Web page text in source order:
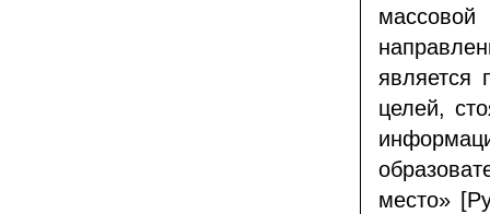
является
целей,
место»